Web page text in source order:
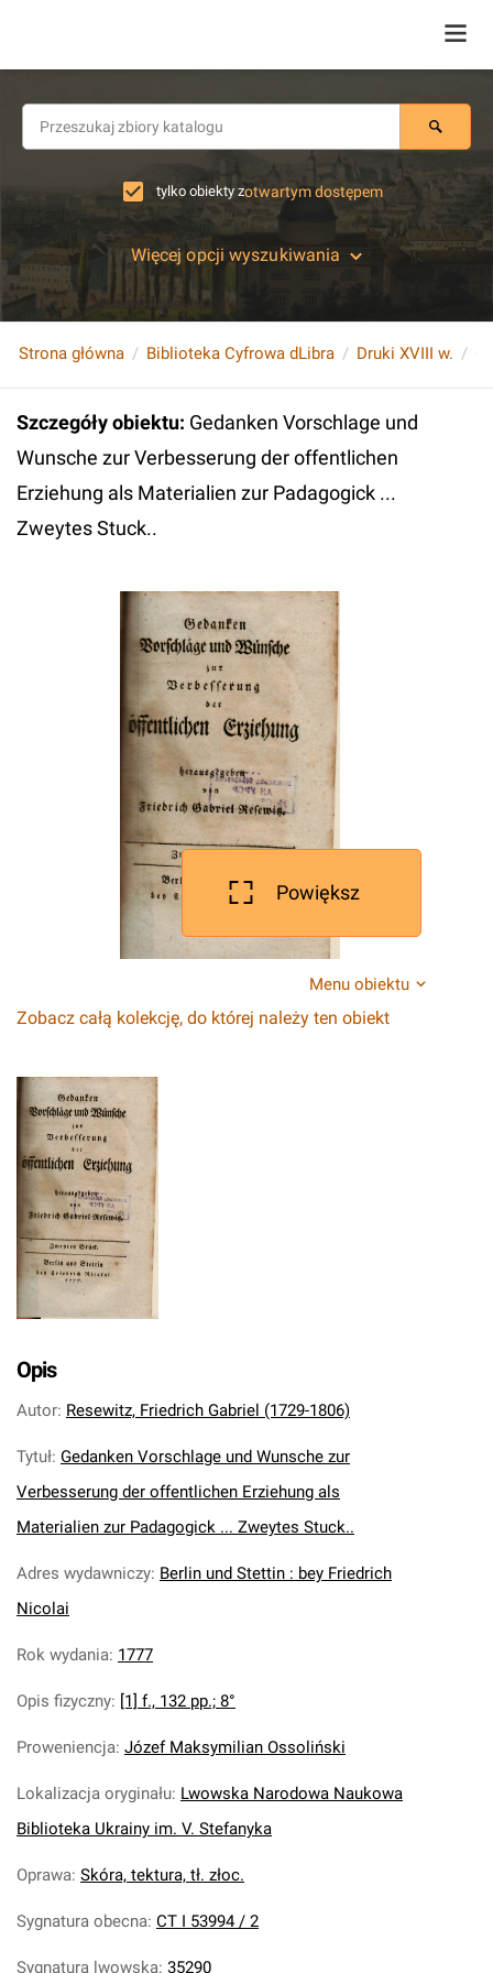
tylko obiekty zotwartym dostępem
Więcej opcji wyszukiwania
Strona główna Biblioteka Cyfrowa dLibra Druki XVIII w.
Szczegóły obiektu: Gedanken Vorschlage und
Wunsche zur Verbesserung der offentlichen
Erziehung als Materialien zur Padagogick ...
Zweytes Stuck..
Powiększ
Menu obiektu
Zobacz całą kolekcję, do której należy ten obiekt
Opis
Autor: Resewitz, Friedrich Gabriel (1729-1806)
Tytuł: Gedanken Vorschlage und Wunsche zur
Verbesserung der offentlichen Erziehung als
Materialien zur Padagogick ... Zweytes Stuck..
Adres wydawniczy: Berlin und Stettin : bey Friedrich
Nicolai
Rok wydania: 1777
Opis fizyczny: [1] f., 132 pp.; 8°
Proweniencja: Józef Maksymilian Ossoliński
Lokalizacja oryginału: Lwowska Narodowa Naukowa
Biblioteka Ukrainy im. V. Stefanyka
Oprawa: Skóra, tektura, tł. złoc.
Sygnatura obecna: CT I 53994 / 2
Sygnatura lwowska: 35290